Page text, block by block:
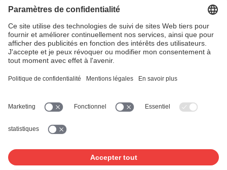
ont atteint un niveau record. Avec CHF 155,2 mio. de
répartir CHF 135 mio. aux bénéficiaires de droits en
Suisse et à l’étranger, après une déduction de frais de
13% en moyenne. Trois mois plus tard, tout est